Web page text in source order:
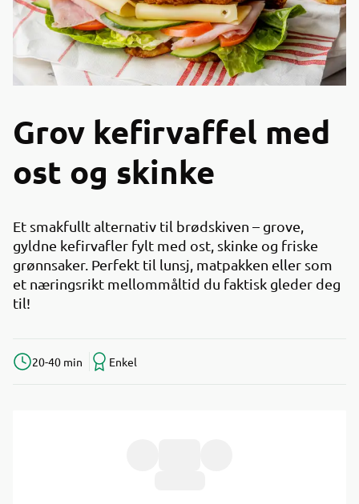
Grov kefirvaffel med
ost og skinke
Et smakfullt alternativ til brødskiven – grove,
gyldne kefirvafler fylt med ost, skinke og friske
grønnsaker. Perfekt til lunsj, matpakken eller som
et næringsrikt mellommåltid du faktisk gleder deg
til!
20-40 min Enkel